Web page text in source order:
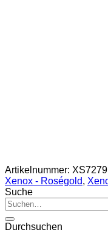
Artikelnummer:
Xenox - Roségold,
Suche
Suche
nach:
Durchsuchen